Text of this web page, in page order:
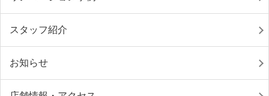
スタッフ紹介
お知らせ